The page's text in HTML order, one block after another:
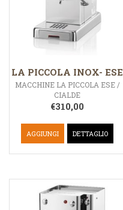
LA PICCOLA INOX- ESE
MACCHINE LA PICCOLA ESE /
CIALDE
€310,00
AGGIUNGI DETTAGLIO